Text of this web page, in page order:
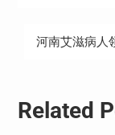
河南艾滋病人
Related